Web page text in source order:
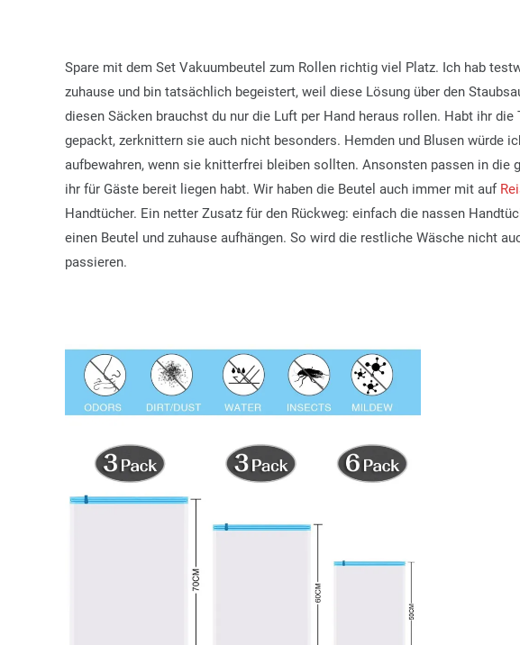
Spare mit dem Set Vakuumbeutel zum Rollen richtig viel Platz. Ich hab
zuhause und bin tatsächlich begeistert, weil diese Lösung über den
diesen Säcken brauchst du nur die Luft per Hand heraus rollen. Habt ihr
gepackt, zerknittern sie auch nicht besonders. Hemden und Blusen würde
aufbewahren, wenn sie knitterfrei bleiben sollten. Ansonsten passen in die
ihr für Gäste bereit liegen habt. Wir haben die Beutel auch immer mit auf
Handtücher. Ein netter Zusatz für den Rückweg: einfach die nassen
einen Beutel und zuhause aufhängen. So wird die restliche Wäsche nicht
passieren.